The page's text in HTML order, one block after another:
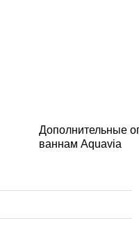
Дополнительные
ваннам Aquavia